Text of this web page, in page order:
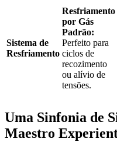
Sistema de
Resfriamento
Resfriamento
por Gás
Padrão:
Perfeito para
ciclos de
recozimento
ou alívio de
tensões.
Uma Sinfonia de
Maestro